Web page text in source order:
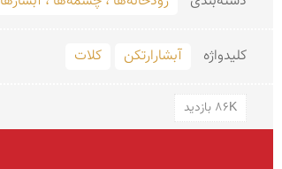
کلید‌واژه آبشارارتکن کلات
86K بازدید